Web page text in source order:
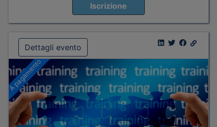
Iscrizione
Dettagli evento
A pagamento